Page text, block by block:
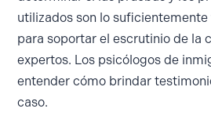
utilizados son lo
para soportar el escrutinio de la
expertos. Los psicólogos de
entender cómo brindar
caso.